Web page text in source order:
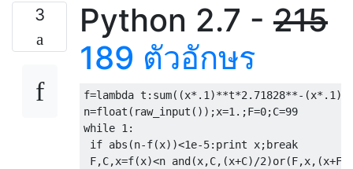
3 Python 2.7 - 215
189 ตัวอักษร
f=lambda t:sum((x*.1)**t*2.71828**-
n=float(raw_input());x=1.;F=0;C=99
while 1:
if abs(n-f(x))<1e-5:print x;break